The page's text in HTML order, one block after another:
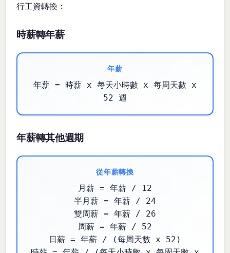
行工資轉換：
時薪轉年薪
年薪
年薪 = 時薪 x 每天小時數 x 每周天數 x
52 週
年薪轉其他週期
從年薪轉換
月薪 = 年薪 / 12
半月薪 = 年薪 / 24
雙周薪 = 年薪 / 26
周薪 = 年薪 / 52
日薪 = 年薪 / (每周天數 x 52)